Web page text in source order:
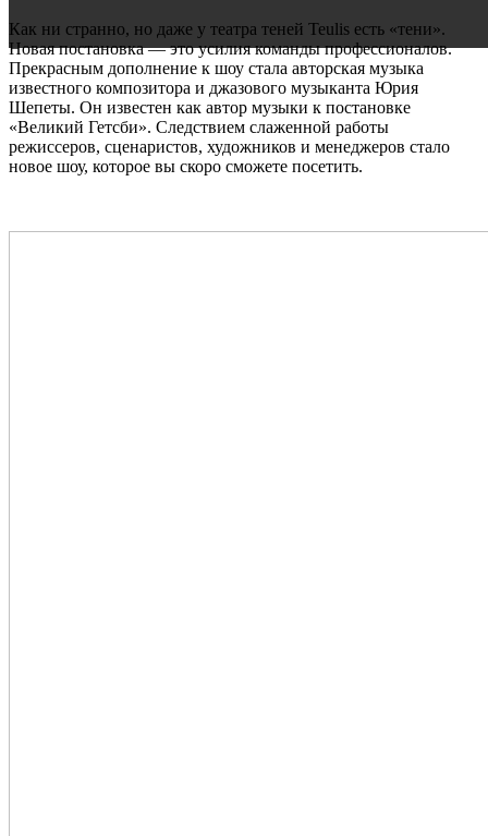
Как ни странно, но даже у театра теней Teulis есть «тени».
Новая постановка — это усилия команды профессионалов.
Прекрасным дополнение к шоу стала авторская музыка
известного композитора и джазового музыканта Юрия
Шепеты. Он известен как автор музыки к постановке
«Великий Гетсби». Следствием слаженной работы
режиссеров, сценаристов, художников и менеджеров стало
новое шоу, которое вы скоро сможете посетить.